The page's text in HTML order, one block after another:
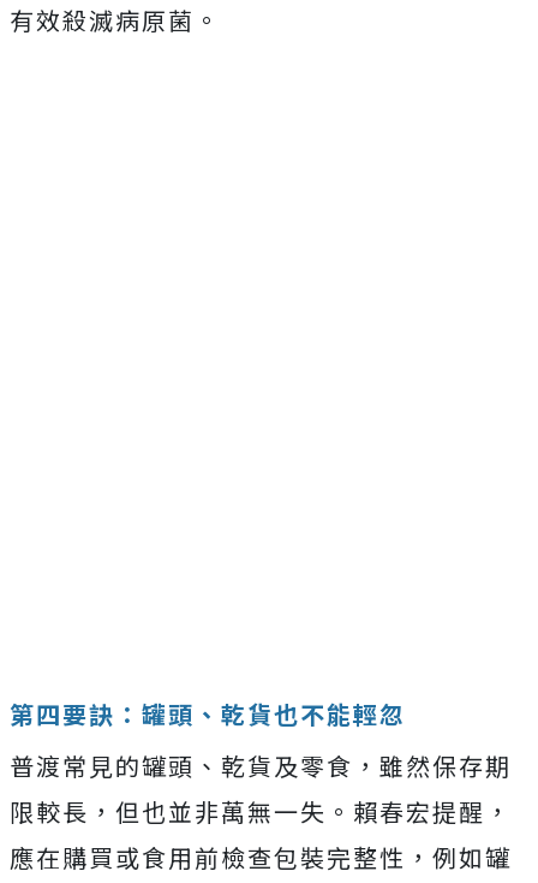
有效殺滅病原菌。
第四要訣：罐頭、乾貨也不能輕忽
普渡常見的罐頭、乾貨及零食，雖然保存期
限較長，但也並非萬無一失。賴春宏提醒，
應在購買或食用前檢查包裝完整性，例如罐